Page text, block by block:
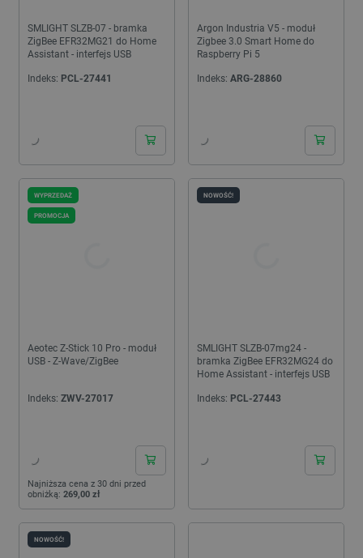
SMLIGHT SLZB-07 - bramka
ZigBee EFR32MG21 do Home
Assistant - interfejs USB
Indeks: PCL-27441
Argon Industria V5 - moduł
Zigbee 3.0 Smart Home do
Raspberry Pi 5
Indeks: ARG-28860
Aeotec Z-Stick 10 Pro - moduł
USB - Z-Wave/ZigBee
Indeks: ZWV-27017
Najniższa cena z 30 dni przed
obniżką: 269,00 zł
WYPRZEDAŻ
PROMOCJA
SMLIGHT SLZB-07mg24 -
bramka ZigBee EFR32MG24 do
Home Assistant - interfejs USB
Indeks: PCL-27443
NOWOŚĆ!
NOWOŚĆ!